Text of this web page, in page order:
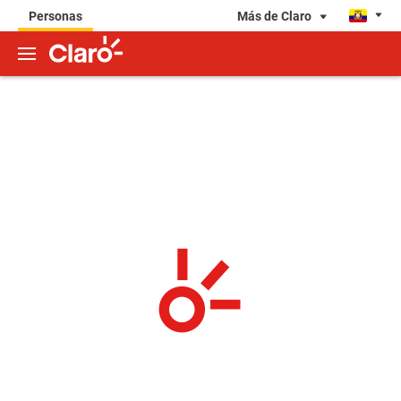
Personas Más de Claro